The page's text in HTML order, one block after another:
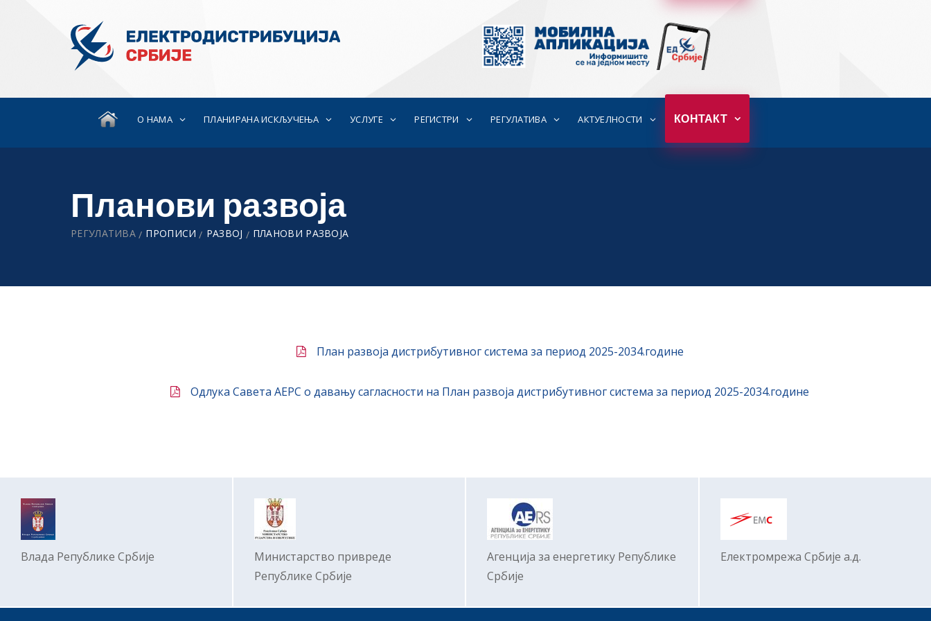
О НАМА ПЛАНИРАНА ИСКЉУЧЕЊА УСЛУГЕ РЕГИСТРИ РЕГУЛАТИВА АКТУЕЛНОСТИ КОНТАКТ
Планови развоја
РЕГУЛАТИВА ПРОПИСИ РАЗВОЈ ПЛАНОВИ РАЗВОЈА
План развоја дистрибутивног система за период 2025-2034.године
Одлука Савета АЕРС о давању сагласности на План развоја дистрибутивног система за период 2025-2034.године
Влада Републике Србије
Министарство привреде
Републике Србије
Агенција за енергетику Републике
Србије
Електромрежa Србије а.д.